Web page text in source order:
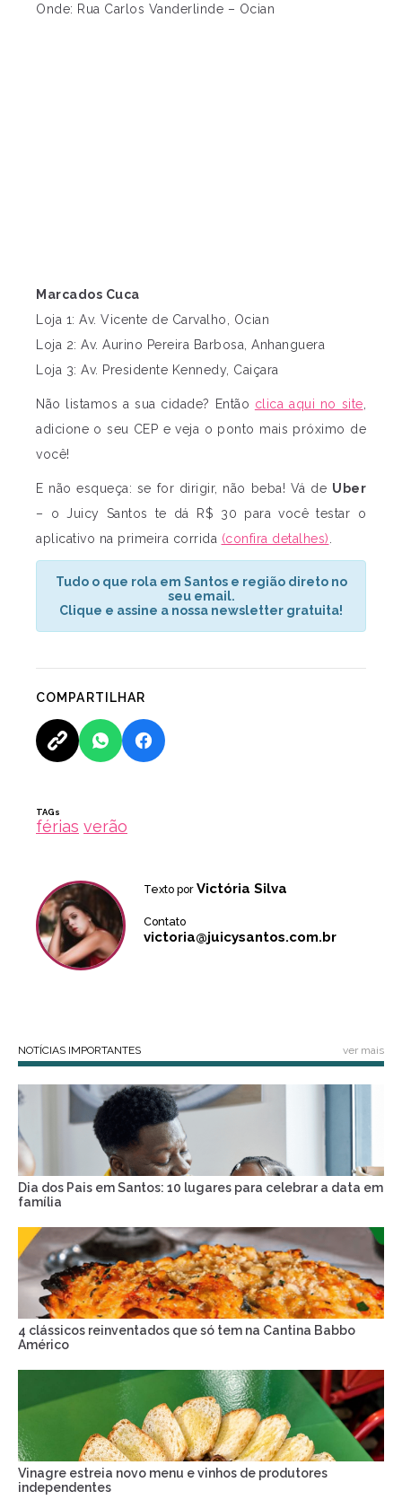
Onde: Rua Carlos Vanderlinde – Ocian
Marcados Cuca
Loja 1: Av. Vicente de Carvalho, Ocian
Loja 2: Av. Aurino Pereira Barbosa, Anhanguera
Loja 3: Av. Presidente Kennedy, Caiçara
Não listamos a sua cidade? Então clica aqui no site
adicione o seu CEP e veja o ponto mais próximo de
você!
E não esqueça: se for dirigir, não beba! Vá de Uber
– o Juicy Santos te dá R$ 30 para você testar o
aplicativo na primeira corrida (confira detalhes)
Tudo o que rola em Santos e região direto no
seu email.
Clique e assine a nossa newsletter gratuita!
COMPARTILHAR
TAGs
férias verão
Texto por Victória Silva
Contato
victoria@juicysantos.com.br
NOTÍCIAS IMPORTANTES ver mais
Dia dos Pais em Santos: 10 lugares para celebrar a data em
família
4 clássicos reinventados que só tem na Cantina Babbo
Américo
Vinagre estreia novo menu e vinhos de produtores
independentes